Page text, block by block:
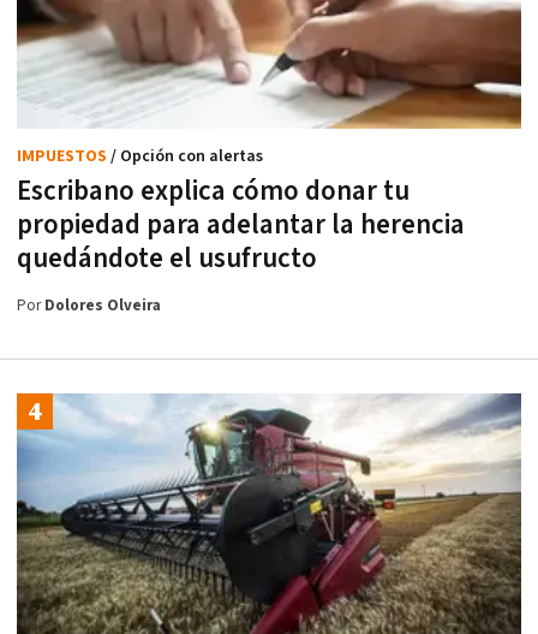
Escribano explica cómo donar tu
propiedad para adelantar la herencia
quedándote el usufructo
IMPUESTOS / Opción con alertas
PorDolores Olveira